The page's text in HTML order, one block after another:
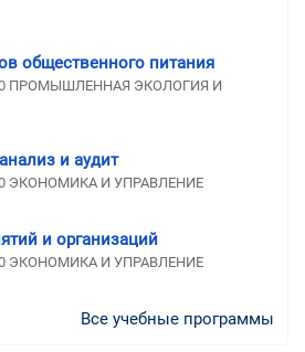
общественного питания
ПРОМЫШЛЕННАЯ ЭКОЛОГИЯ И
и аудит
ЭКОНОМИКА И УПРАВЛЕНИЕ
и организаций
ЭКОНОМИКА И УПРАВЛЕНИЕ
Все учебные программы